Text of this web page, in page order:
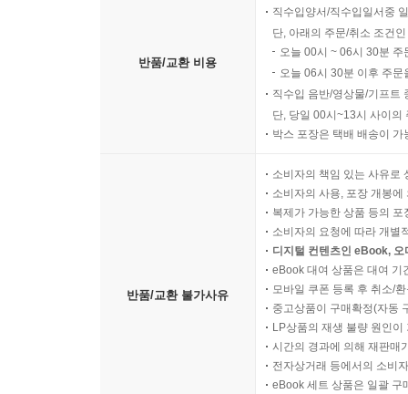
반품/교환 비용
직수입양서/직수입일서중
단, 아래의 주문/취소 조건
오늘 00시 ~ 06시 30분
오늘 06시 30분 이후 주
직수입 음반/영상물/기프트
단, 당일 00시~13시 사이의
박스 포장은 택배 배송이
반품/교환 불가사유
소비자의 책임 있는 사유로
소비자의 사용, 포장 개봉
복제가 가능한 상품 등의
소비자의 요청에 따라 개별
디지털 컨텐츠인 eBook,
eBook 대여 상품은 대여 기
모바일 쿠폰 등록 후 취소/
중고상품이 구매확정(자동
LP상품의 재생 불량 원인
시간의 경과에 의해 재판매
전자상거래 등에서의 소비
eBook 세트 상품은 일괄 구